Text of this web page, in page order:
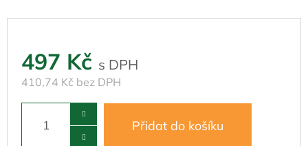
497 Kč
410,74 Kč bez DPH
Přidat do košíku